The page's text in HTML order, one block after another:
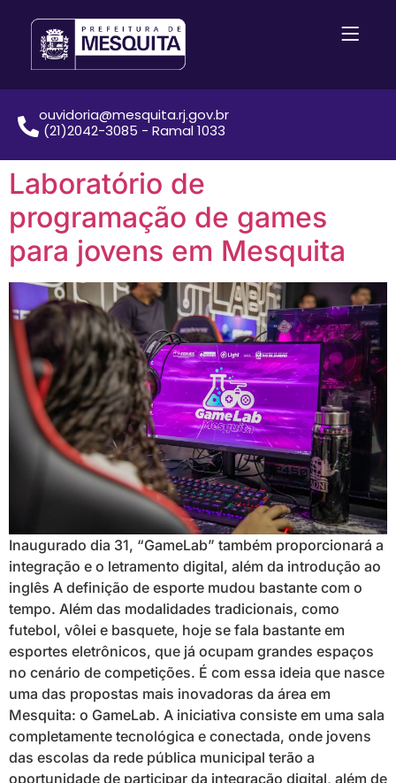
ouvidoria@mesquita.rj.gov.br
(21)2042-3085 - Ramal 1033
Laboratório de
programação de games
para jovens em Mesquita
Inaugurado dia 31, “GameLab” também proporcionará a
integração e o letramento digital, além da introdução ao
inglês A definição de esporte mudou bastante com o
tempo. Além das modalidades tradicionais, como
futebol, vôlei e basquete, hoje se fala bastante em
esportes eletrônicos, que já ocupam grandes espaços
no cenário de competições. É com essa ideia que nasce
uma das propostas mais inovadoras da área em
Mesquita: o GameLab. A iniciativa consiste em uma sala
completamente tecnológica e conectada, onde jovens
das escolas da rede pública municipal terão a
oportunidade de participar da integração digital, além de